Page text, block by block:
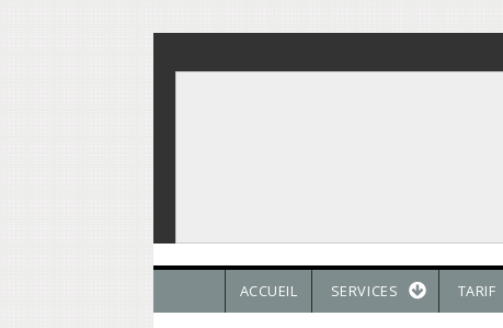
ACCUEIL SERVICES TARIF